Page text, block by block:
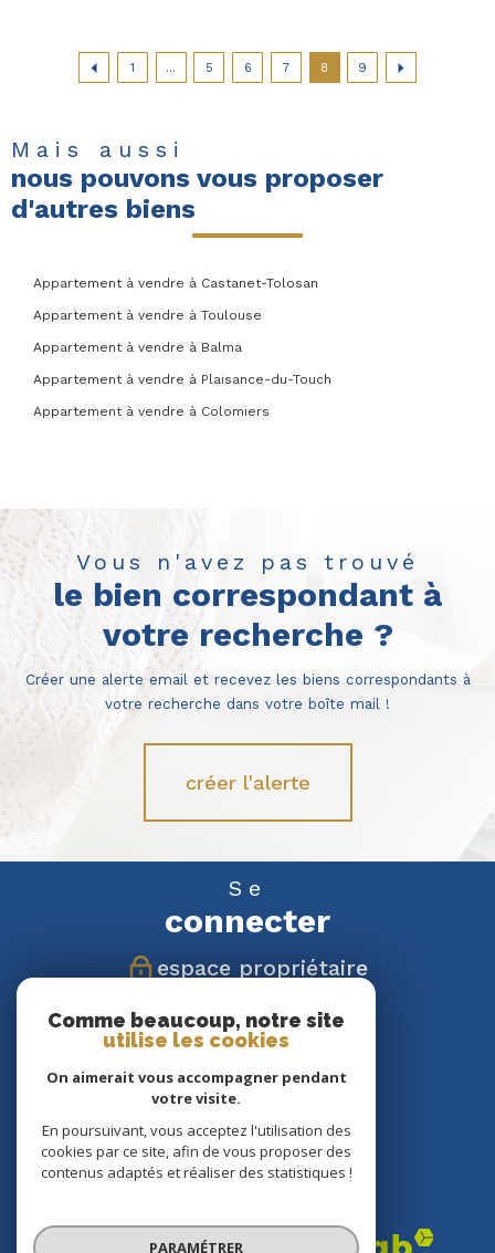
1 ... 5 6 7 8 9
Mais aussi
nous pouvons vous proposer
d'autres biens
Appartement à vendre à Castanet-Tolosan
Appartement à vendre à Toulouse
Appartement à vendre à Balma
Appartement à vendre à Plaisance-du-Touch
Appartement à vendre à Colomiers
Vous n'avez pas trouvé
le bien correspondant à
votre recherche ?
Créer une alerte email et recevez les biens correspondants à
votre recherche dans votre boîte mail !
créer l'alerte
Se
connecter
espace propriétaire
Nous
suivre
Nous
adhérons
Comme beaucoup, notre site
utilise les cookies
On aimerait vous accompagner pendant
votre visite.
En poursuivant, vous acceptez l'utilisation des
cookies par ce site, afin de vous proposer des
contenus adaptés et réaliser des statistiques !
PARAMÉTRER